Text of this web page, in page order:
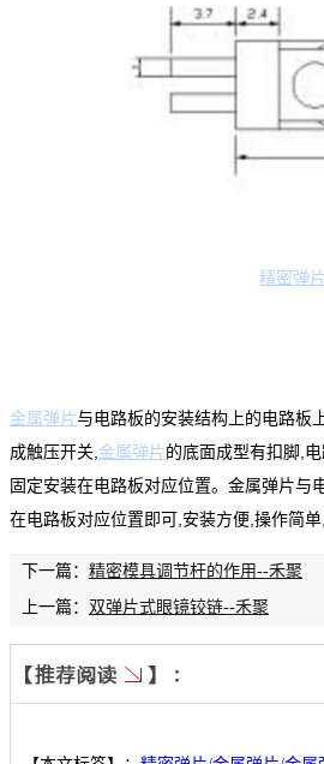
精密弹片
金属弹片与电路板的安装结构上的电路板
成触压开关,金属弹片的底面成型有扣脚,
固定安装在电路板对应位置。 金属弹片与
在电路板对应位置即可,安装方便,操作简单,
下一篇： 精密模具调节杆的作用--禾聚
上一篇： 双弹片式眼镜铰链--禾聚